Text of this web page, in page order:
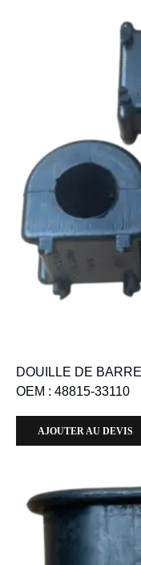
DOUILLE DE
OEM : 48815-33110
AJOUTER AU DEVIS